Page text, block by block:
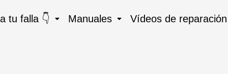
tu falla 👇 Manuales Vídeos de reparación